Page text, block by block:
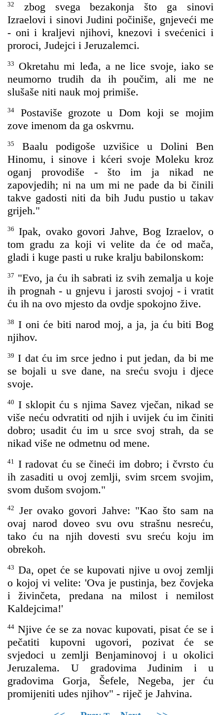
32
zbog svega bezakonja što ga sinovi
Izraelovi i sinovi Judini počiniše, gnjeveći me
- oni i kraljevi njihovi, knezovi i svećenici i
proroci, Judejci i Jeruzalemci.
33
Okretahu mi leđa, a ne lice svoje, iako se
neumorno trudih da ih poučim, ali me ne
slušaše niti nauk moj primiše.
34
Postaviše grozote u Dom koji se mojim
zove imenom da ga oskvrnu.
35
Baalu podigoše uzvišice u Dolini Ben
Hinomu, i sinove i kćeri svoje Moleku kroz
oganj provodiše - što im ja nikad ne
zapovjedih; ni na um mi ne pade da bi činili
takve gadosti niti da bih Judu pustio u takav
grijeh."
36
Ipak, ovako govori Jahve, Bog Izraelov, o
tom gradu za koji vi velite da će od mača,
gladi i kuge pasti u ruke kralju babilonskom:
37 "Evo, ja ću ih sabrati iz svih zemalja u koje
ih prognah - u gnjevu i jarosti svojoj - i vratit
ću ih na ovo mjesto da ovdje spokojno žive.
38 I oni će biti narod moj, a ja, ja ću biti Bog
njihov.
39 I dat ću im srce jedno i put jedan, da bi me
se bojali u sve dane, na sreću svoju i djece
svoje.
40 I sklopit ću s njima Savez vječan, nikad se
više neću odvratiti od njih i uvijek ću im činiti
dobro; usadit ću im u srce svoj strah, da se
nikad više ne odmetnu od mene.
41 I radovat ću se čineći im dobro; i čvrsto ću
ih zasaditi u ovoj zemlji, svim srcem svojim,
svom dušom svojom."
42
Jer ovako govori Jahve: "Kao što sam na
ovaj narod doveo svu ovu strašnu nesreću,
tako ću na njih dovesti svu sreću koju im
obrekoh.
43 Da, opet će se kupovati njive u ovoj zemlji
o kojoj vi velite: 'Ova je pustinja, bez čovjeka
i živinčeta, predana na milost i nemilost
Kaldejcima!'
44 Njive će se za novac kupovati, pisat će se i
pečatiti kupovni ugovori, pozivat će se
svjedoci u zemlji Benjaminovoj i u okolici
Jeruzalema. U gradovima Judinim i u
gradovima Gorja, Šefele, Negeba, jer ću
promijeniti udes njihov" - riječ je Jahvina.